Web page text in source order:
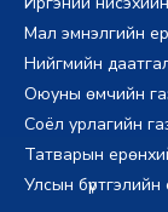
Мал эмнэлгийн
Нийгмийн
Оюуны өмчийн
Соёл урлагийн
Татварын
Улсын